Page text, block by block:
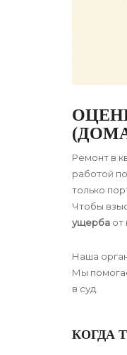
Ремонт в
работой
только
Чтобы
ущерба от
Наша
Мы
в суд.
КОГДА